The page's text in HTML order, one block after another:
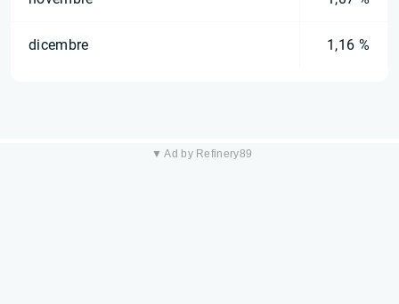
dicembre 1,16 %
▼ Ad by Refinery89